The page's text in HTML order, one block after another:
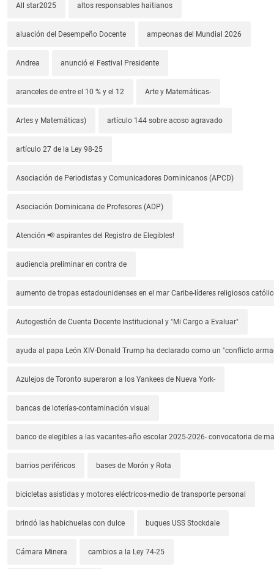
All star2025 altos responsables haitianos
aluación del Desempeño Docente ampeonas del Mundial 2026
Andrea anunció el Festival Presidente
aranceles de entre el 10 % y el 12 Arte y Matemáticas-
Artes y Matemáticas) artículo 144 sobre acoso agravado
artículo 27 de la Ley 98-25
Asociación de Periodistas y Comunicadores Dominicanos (APCD)
Asociación Dominicana de Profesores (ADP)
Atención 📢 aspirantes del Registro de Elegibles!
audiencia preliminar en contra de
aumento de tropas estadounidenses en el mar Caribe-líderes religiosos
Autogestión de Cuenta Docente Institucional y "Mi Cargo a Evaluar"
ayuda al papa León XIV-Donald Trump ha declarado como un "conflicto
Azulejos de Toronto superaron a los Yankees de Nueva York-
bancas de loterías-contaminación visual
banco de elegibles a las vacantes-año escolar 2025-2026- convocatoria de
barrios periféricos bases de Morón y Rota
bicicletas asistidas y motores eléctricos-medio de transporte personal
brindó las habichuelas con dulce buques USS Stockdale
Cámara Minera cambios a la Ley 74-25